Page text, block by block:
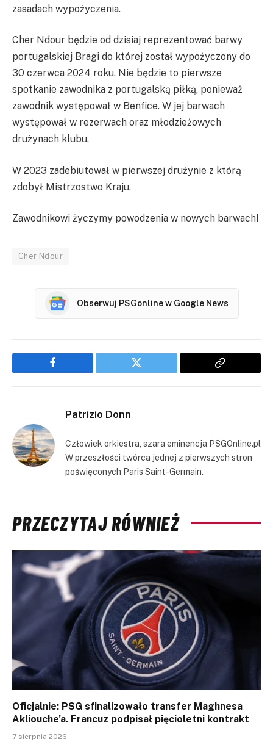
zasadach wypożyczenia.
Cher Ndour będzie od dzisiaj reprezentować barwy
portugalskiej Bragi do której został wypożyczony do
30 czerwca 2024 roku. Nie będzie to pierwsze
spotkanie zawodnika z portugalską piłką, ponieważ
zawodnik występował w Benfice. W jej barwach
występował w rezerwach oraz młodzieżowych
drużynach klubu.
W 2023 zadebiutował w pierwszej drużynie z którą
zdobył Mistrzostwo Kraju.
Zawodnikowi życzymy powodzenia w nowych barwach!
Cher Ndour
Obserwuj PSGonline w Google News
Facebook Twitter
Copy
Patrizio Donn
Człowiek orkiestra, szara eminencja PSGOnline.pl
W przeszłości twórca jednej z pierwszych stron
poświęconych Paris Saint-Germain.
PRZECZYTAJ RÓWNIEŻ
Oficjalnie: PSG sfinalizowało transfer Maghnesa
Akliouche’a. Francuz podpisał pięcioletni kontrakt
7 sierpnia 2026